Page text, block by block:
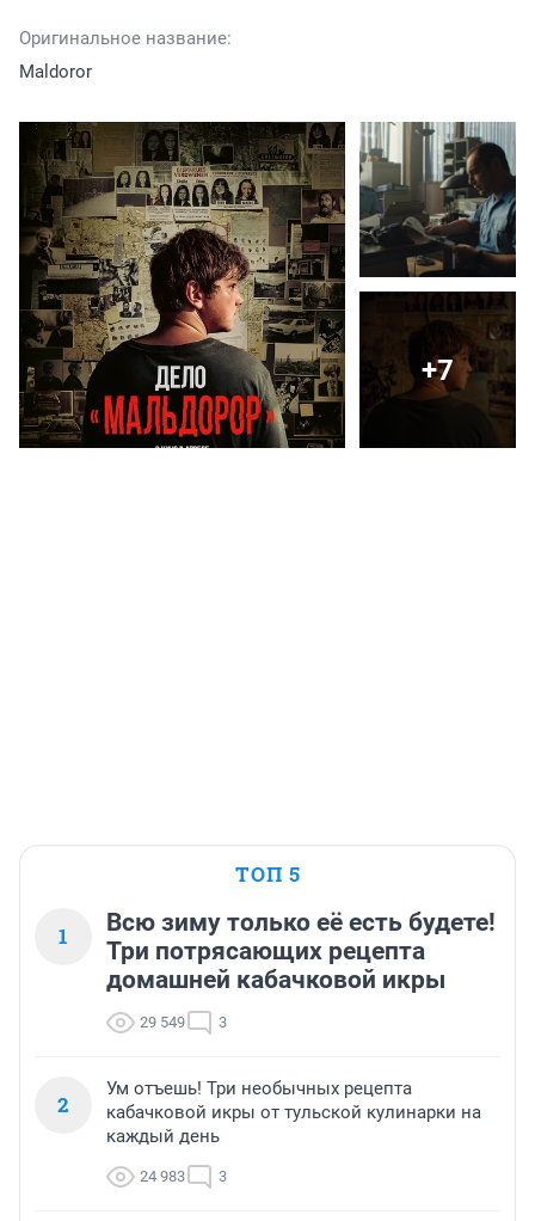
Оригинальное название:
Maldoror
+7
ТОП 5
1
Всю зиму только её есть будете!
Три потрясающих рецепта
домашней кабачковой икры
29 549 3
2
Ум отъешь! Три необычных рецепта
кабачковой икры от тульской кулинарки на
каждый день
24 983 3